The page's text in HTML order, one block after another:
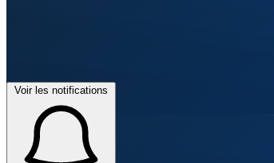
Voir les notifications